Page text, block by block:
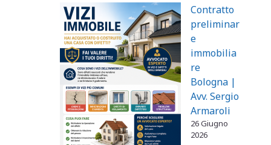
Contratto
preliminar
e
immobilia
re
Bologna |
Avv. Sergio
Armaroli
26 Giugno
2026